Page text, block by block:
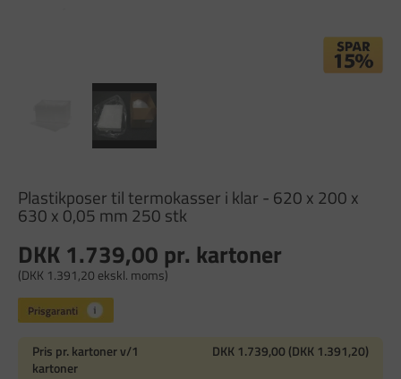
Plastikposer til termokasser i klar - 620 x 200 x
630 x 0,05 mm 250 stk
DKK 1.739,00 pr. kartoner
(DKK 1.391,20 ekskl. moms)
Pris pr. kartoner v/1
kartoner
DKK 1.739,00 (DKK 1.391,20)